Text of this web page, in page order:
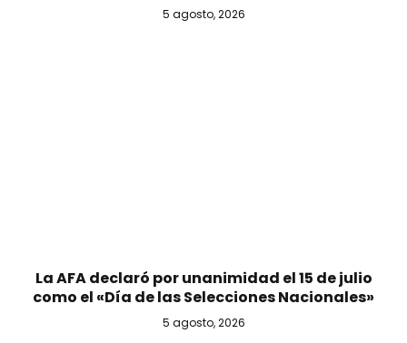
5 agosto, 2026
La AFA declaró por unanimidad el 15 de julio
como el «Día de las Selecciones Nacionales»
5 agosto, 2026